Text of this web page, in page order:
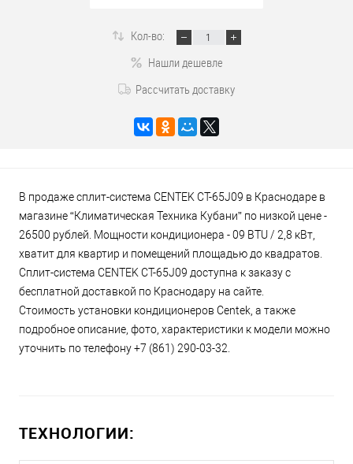
Кол-во:
Нашли дешевле
Рассчитать доставку
В продаже сплит-система CENTEK CT-65J09 в Краснодаре в
магазине “Климатическая Техника Кубани” по низкой цене -
26500 рублей. Мощности кондиционера - 09 BTU / 2,8 кВт,
хватит для квартир и помещений площадью до квадратов.
Сплит-система CENTEK CT-65J09 доступна к заказу с
бесплатной доставкой по Краснодару на сайте.
Стоимость установки кондиционеров Centek, а также
подробное описание, фото, характеристики к модели можно
уточнить по телефону +7 (861) 290-03-32.
ТЕХНОЛОГИИ: